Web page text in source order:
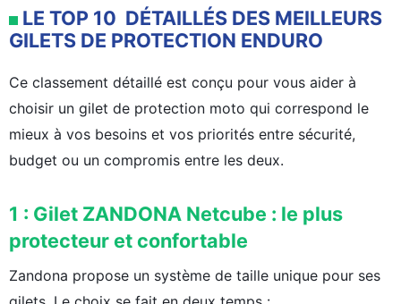
LE TOP 10 DÉTAILLÉS DES MEILLEURS
GILETS DE PROTECTION ENDURO
Ce classement détaillé est conçu pour vous aider à
choisir un gilet de protection moto qui correspond le
mieux à vos besoins et vos priorités entre sécurité,
budget ou un compromis entre les deux.
1 : Gilet ZANDONA Netcube : le plus
protecteur et confortable
Zandona propose un système de taille unique pour ses